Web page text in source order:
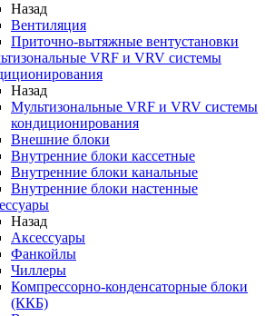
Назад
Вентиляция
Приточно-вытяжные вентустановки
VRF и VRV системы
Назад
Мультизональные VRF и VRV системы
кондиционирования
Внешние блоки
Внутренние блоки кассетные
Внутренние блоки канальные
Внутренние блоки настенные
Назад
Аксессуары
Фанкойлы
Чиллеры
Компрессорно-конденсаторные блоки
(ККБ)